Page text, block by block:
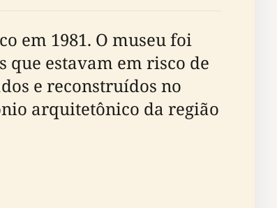
em 1981. O museu foi
que estavam em risco de
e reconstruídos no
arquitetônico da região